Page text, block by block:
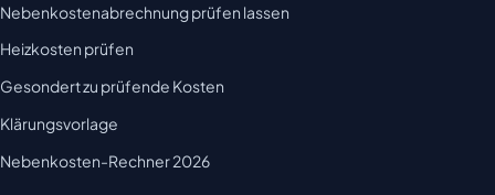
Nebenkostenabrechnung prüfen lassen
Heizkosten prüfen
Gesondert zu prüfende Kosten
Klärungsvorlage
Nebenkosten-Rechner 2026